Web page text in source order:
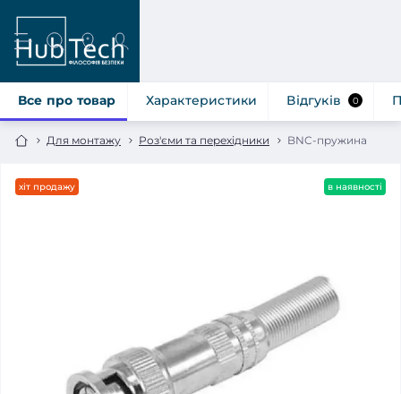
Для монтажу Роз'єми та перехідники BNC-пружина
Все про товар Характеристики Відгуків 0
хіт продажу в наявності